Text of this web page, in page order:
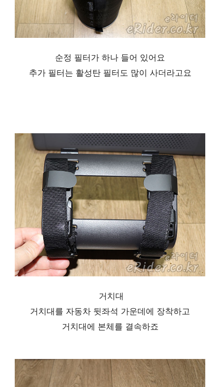
순정 필터가 하나 들어 있어요
추가 필터는 활성탄 필터도 많이 사더라고요
거치대
거치대를 자동차 뒷좌석 가운데에 장착하고
거치대에 본체를 결속하죠